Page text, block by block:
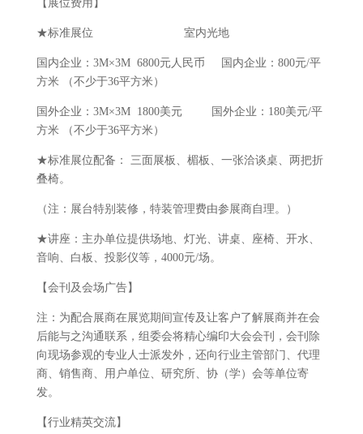
【展位费用】
★标准展位 室内光地
国内企业：3M×3M 6800元人民币 国内企业：800元/平
方米 （不少于36平方米）
国外企业：3M×3M 1800美元 国外企业：180美元/平
方米 （不少于36平方米）
★标准展位配备： 三面展板、楣板、一张洽谈桌、两把折
叠椅。
（注：展台特别装修，特装管理费由参展商自理。）
★讲座：主办单位提供场地、灯光、讲桌、座椅、开水、
音响、白板、投影仪等，4000元/场。
【会刊及会场广告】
注：为配合展商在展览期间宣传及让客户了解展商并在会
后能与之沟通联系，组委会将精心编印大会会刊，会刊除
向现场参观的专业人士派发外，还向行业主管部门、代理
商、销售商、用户单位、研究所、协（学）会等单位寄
发。
【行业精英交流】